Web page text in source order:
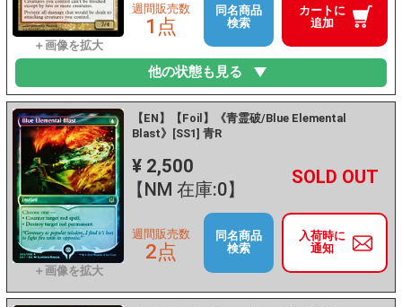
カートに
追加
週間販売数
1点
同名商品
検索
他の状態も見る
【EN】【Foil】《青霊破/Blue Elemental
Blast》[SS1] 青R
¥ 2,500
【NM 在庫:0】
－ +
入荷時に
通知
週間販売数
2点
同名商品
検索